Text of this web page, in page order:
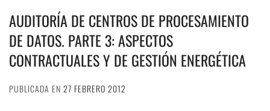
AUDITORÍA DE CENTROS DE PROCESAMIENTO
DE DATOS. PARTE 3: ASPECTOS
CONTRACTUALES Y DE GESTIÓN ENERGÉTICA
PUBLICADA EN 27 FEBRERO 2012